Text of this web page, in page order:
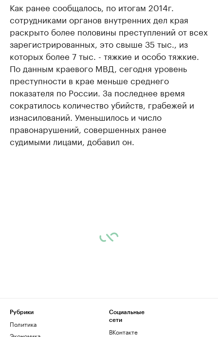
Как ранее сообщалось, по итогам 2014г.
сотрудниками органов внутренних дел края
раскрыто более половины преступлений от всех
зарегистрированных, это свыше 35 тыс., из
которых более 7 тыс. - тяжкие и особо тяжкие.
По данным краевого МВД, сегодня уровень
преступности в крае меньше среднего
показателя по России. За последнее время
сократилось количество убийств, грабежей и
изнасилований. Уменьшилось и число
правонарушений, совершенных ранее
судимыми лицами, добавил он.
Рубрики
Политика
Социальные
сети
ВКонтакте